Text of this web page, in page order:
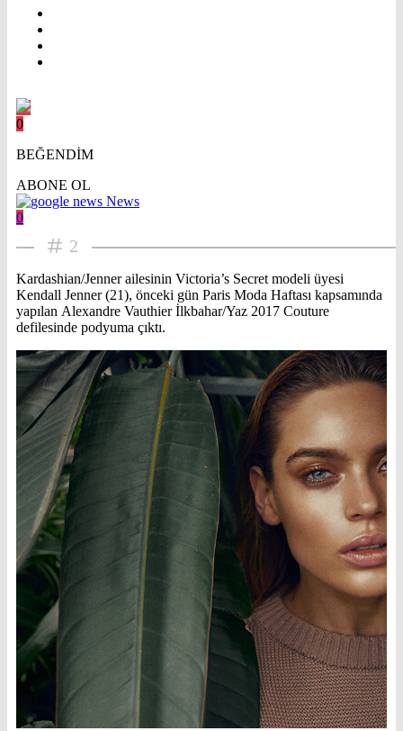
0
BEĞENDİM
ABONE OL
News
0
2
Kardashian/Jenner ailesinin Victoria’s Secret modeli üyesi
Kendall Jenner (21), önceki gün Paris Moda Haftası kapsamında
yapılan Alexandre Vauthier İlkbahar/Yaz 2017 Couture
defilesinde podyuma çıktı.